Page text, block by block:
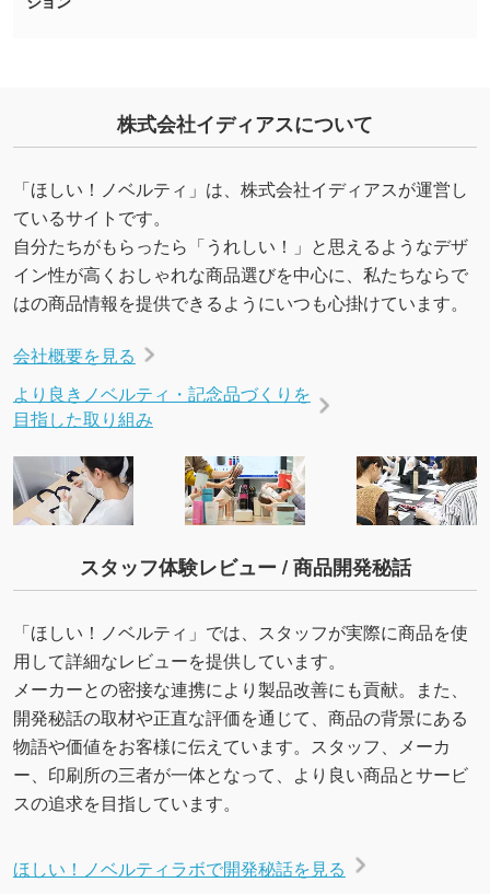
株式会社イディアスについて
「ほしい！ノベルティ」は、株式会社イディアスが運営し
ているサイトです。
自分たちがもらったら「うれしい！」と思えるようなデザ
イン性が高くおしゃれな商品選びを中心に、私たちならで
はの商品情報を提供できるようにいつも心掛けています。
会社概要を見る
より良きノベルティ・記念品づくりを
目指した取り組み
スタッフ体験レビュー / 商品開発秘話
「ほしい！ノベルティ」では、スタッフが実際に商品を使
用して詳細なレビューを提供しています。
メーカーとの密接な連携により製品改善にも貢献。また、
開発秘話の取材や正直な評価を通じて、商品の背景にある
物語や価値をお客様に伝えています。スタッフ、メーカ
ー、印刷所の三者が一体となって、より良い商品とサービ
スの追求を目指しています。
ほしい！ノベルティラボで開発秘話を見る